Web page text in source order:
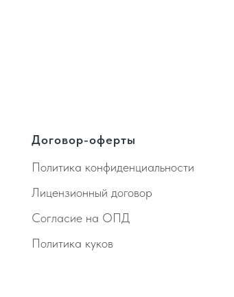
Договор-оферты
Политика конфиденциальности
Лицензионный договор
Согласие на ОПД
Политика куков